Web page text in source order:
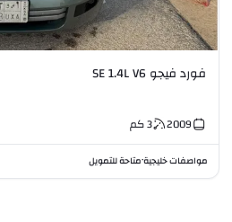
فورد فيجو SE 1.4L V6
2009
3كم
مواصفات خليجية•متاحة للتمويل